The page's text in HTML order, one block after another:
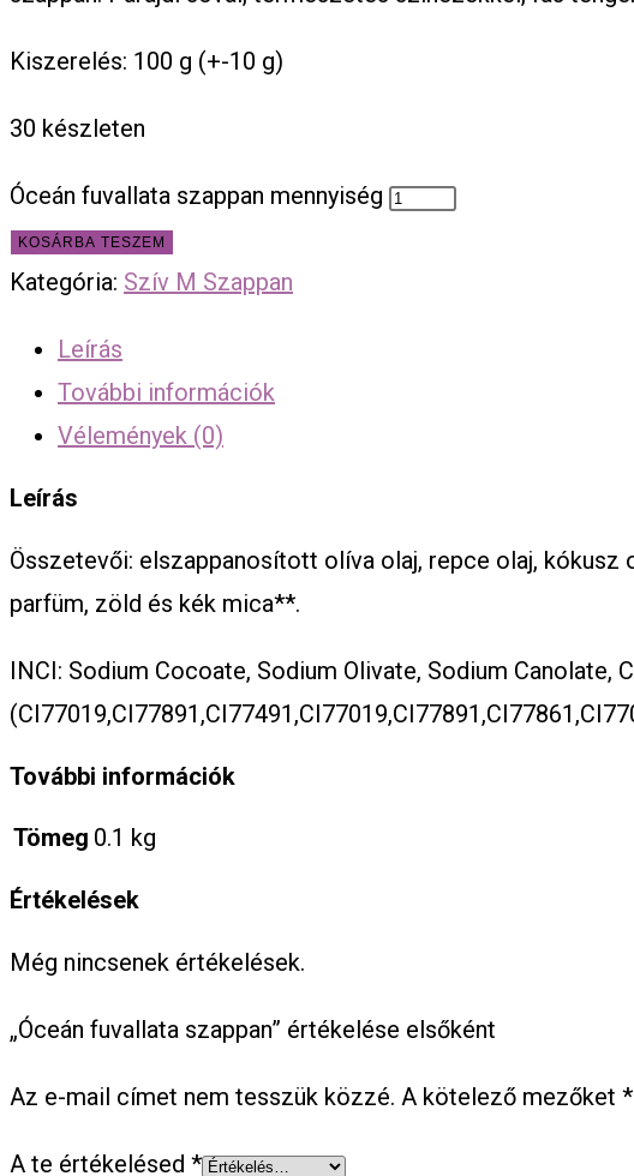
Kiszerelés: 100 g (+-10 g)
30 készleten
Óceán fuvallata szappan mennyiség
KOSÁRBA TESZEM
Kategória: Szív M Szappan
Leírás
További információk
Vélemények (0)
Leírás
Összetevői: elszappanosított olíva olaj, repce olaj,
parfüm, zöld és kék mica**.
INCI: Sodium Cocoate, Sodium Olivate, Sodium Canolate,
További információk
Tömeg 0.1 kg
Értékelések
Még nincsenek értékelések.
„Óceán fuvallata szappan” értékelése elsőként
Az e-mail címet nem tesszük közzé. A kötelező mezőket *
A te értékelésed *